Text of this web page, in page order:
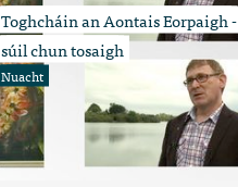
Toghcháin an Aontais Eorpaigh -
súil chun tosaigh
Nuacht